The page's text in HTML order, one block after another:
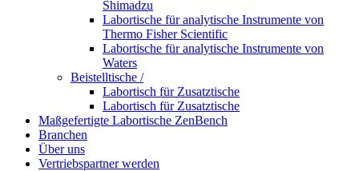
Shimadzu
Labortische für analytische Instrumente von
Thermo Fisher Scientific
Labortische für analytische Instrumente von
Waters
Beistelltische /
Labortisch für Zusatztische
Labortisch für Zusatztische
Maßgefertigte Labortische ZenBench
Branchen
Über uns
Vertriebspartner werden